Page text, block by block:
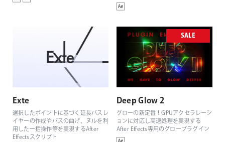
Exte
選択したポイントに基づく延長パスレ
イヤーの作成やパスの曲げ、ヌルを利
用した一括操作等を実現するAfter
Effectsスクリプト
SALE
Deep Glow 2
グローの新定番！GPUアクセラレーシ
ョンに対応し高速処理を実現する
After Effects専用のグロープラグイン